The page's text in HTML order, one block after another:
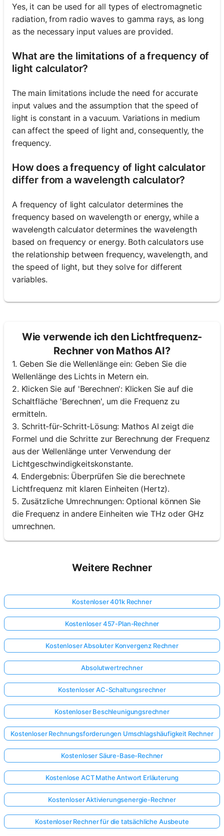
Yes, it can be used for all types of electromagnetic
radiation, from radio waves to gamma rays, as long
as the necessary input values are provided.
What are the limitations of a frequency of
light calculator?
The main limitations include the need for accurate
input values and the assumption that the speed of
light is constant in a vacuum. Variations in medium
can affect the speed of light and, consequently, the
frequency.
How does a frequency of light calculator
differ from a wavelength calculator?
A frequency of light calculator determines the
frequency based on wavelength or energy, while a
wavelength calculator determines the wavelength
based on frequency or energy. Both calculators use
the relationship between frequency, wavelength, and
the speed of light, but they solve for different
variables.
Wie verwende ich den Lichtfrequenz-
Rechner von Mathos AI?
1. Geben Sie die Wellenlänge ein: Geben Sie die
Wellenlänge des Lichts in Metern ein.
2. Klicken Sie auf 'Berechnen': Klicken Sie auf die
Schaltfläche 'Berechnen', um die Frequenz zu
ermitteln.
3. Schritt-für-Schritt-Lösung: Mathos AI zeigt die
Formel und die Schritte zur Berechnung der Frequenz
aus der Wellenlänge unter Verwendung der
Lichtgeschwindigkeitskonstante.
4. Endergebnis: Überprüfen Sie die berechnete
Lichtfrequenz mit klaren Einheiten (Hertz).
5. Zusätzliche Umrechnungen: Optional können Sie
die Frequenz in andere Einheiten wie THz oder GHz
umrechnen.
Weitere Rechner
Kostenloser 401k Rechner
Kostenloser 457-Plan-Rechner
Kostenloser Absoluter Konvergenz Rechner
Absolutwertrechner
Kostenloser AC-Schaltungsrechner
Kostenloser Beschleunigungsrechner
Kostenloser Rechnungsforderungen Umschlagshäufigkeit Rechner
Kostenloser Säure-Base-Rechner
Kostenlose ACT Mathe Antwort Erläuterung
Kostenloser Aktivierungsenergie-Rechner
Kostenloser Rechner für die tatsächliche Ausbeute